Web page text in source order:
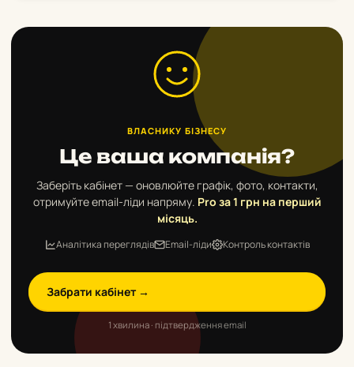
ВЛАСНИКУ БІЗНЕСУ
Це ваша компанія?
Заберіть кабінет — оновлюйте графік, фото, контакти,
отримуйте email-ліди напряму. Pro за 1 грн на перший
місяць.
Аналітика переглядів Email-ліди Контроль контактів
Забрати кабінет →
1 хвилина · підтвердження email